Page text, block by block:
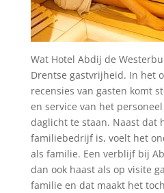
Wat Hotel Abdij de
Drentse gastvrijheid. In het
recensies van gasten komt
en service van het
daglicht te staan. Naast dat
familiebedrijf is, voelt het
als familie. Een verblijf bij
dan ook haast als op visite
familie en dat maakt het